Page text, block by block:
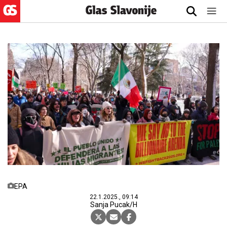
EPA
22.1.2025., 09:14
Sanja Pucak/H